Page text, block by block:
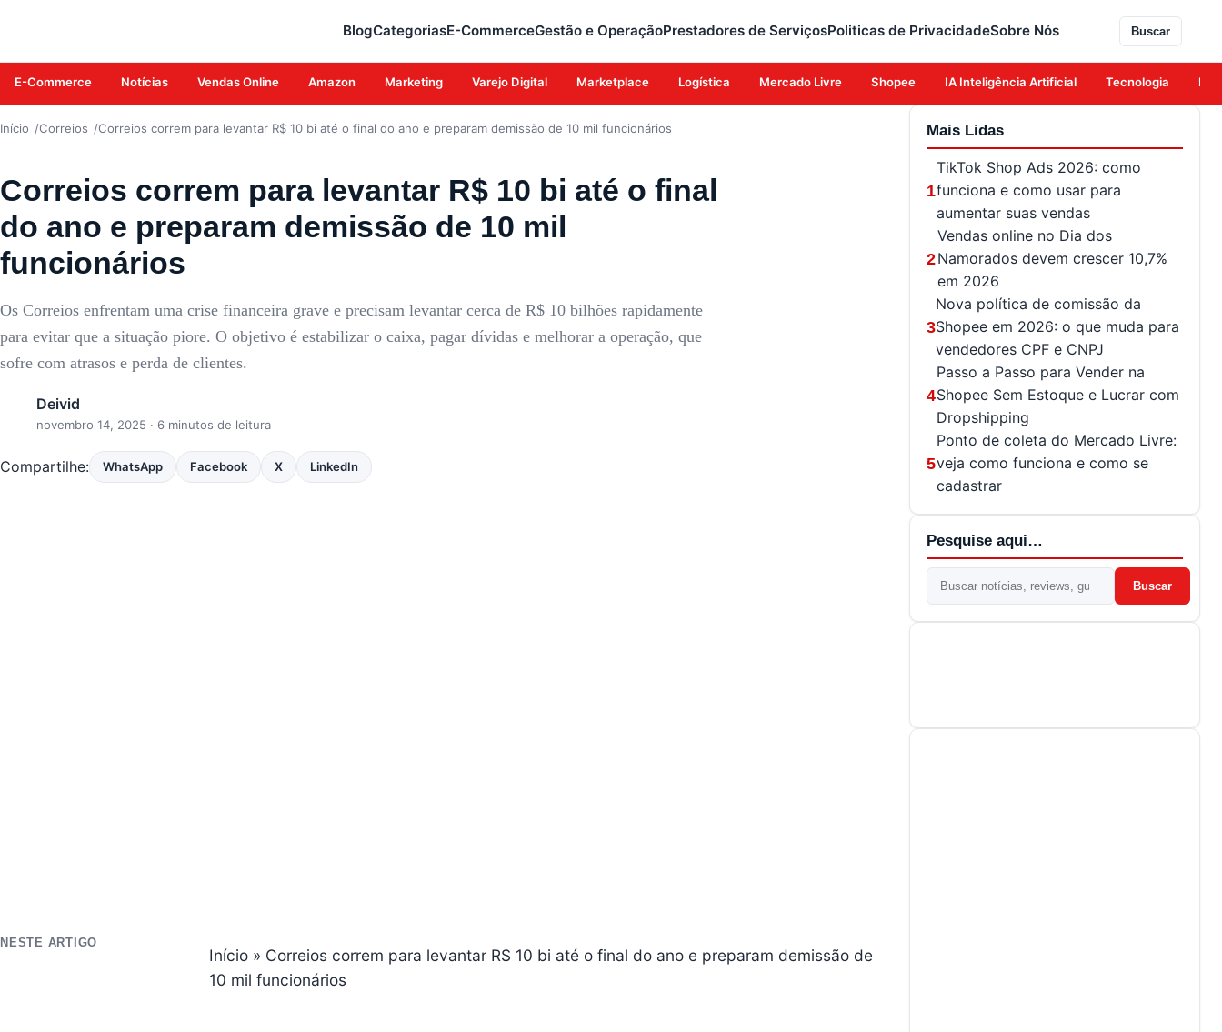
BlogCategoriasE-CommerceGestão e OperaçãoPrestadores de ServiçosPoliticas de PrivacidadeSobre Nós Buscar
E-Commerce Notícias Vendas Online Amazon Marketing Varejo Digital Marketplace Logística Mercado Livre Shopee IA Inteligência Artificial Tecnologia
Início Correios Correios correm para levantar R$ 10 bi até o final do ano e preparam demissão de 10 mil funcionários
Correios correm para levantar R$ 10 bi até o final
do ano e preparam demissão de 10 mil
funcionários
Os Correios enfrentam uma crise financeira grave e precisam levantar cerca de R$ 10 bilhões rapidamente
para evitar que a situação piore. O objetivo é estabilizar o caixa, pagar dívidas e melhorar a operação, que
sofre com atrasos e perda de clientes.
Deivid
novembro 14, 2025 · 6 minutos de leitura
Compartilhe: WhatsApp Facebook X LinkedIn
NESTE ARTIGO
Início » Correios correm para levantar R$ 10 bi até o final do ano e preparam demissão de
10 mil funcionários
Mais Lidas
1
TikTok Shop Ads 2026: como
funciona e como usar para
aumentar suas vendas
2
Vendas online no Dia dos
Namorados devem crescer 10,7%
em 2026
3
Nova política de comissão da
Shopee em 2026: o que muda para
vendedores CPF e CNPJ
4
Passo a Passo para Vender na
Shopee Sem Estoque e Lucrar com
Dropshipping
5
Ponto de coleta do Mercado Livre:
veja como funciona e como se
cadastrar
Pesquise aqui…
Buscar